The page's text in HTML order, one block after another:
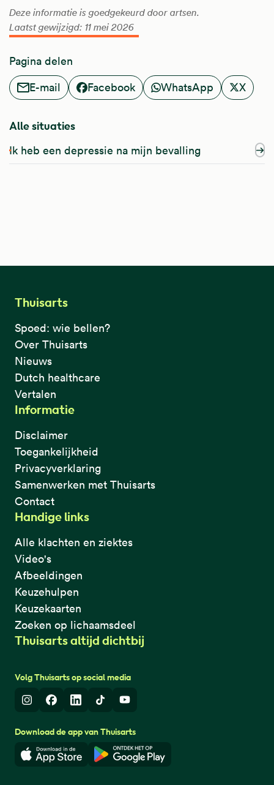
Deze informatie is goedgekeurd door artsen.
Laatst gewijzigd: 11 mei 2026
Pagina delen
E-mail
Facebook WhatsApp X
Alle situaties
Ik heb een depressie na mijn bevalling
Thuisarts
Spoed: wie bellen?
Over Thuisarts
Nieuws
Dutch healthcare
Vertalen
Informatie
Disclaimer
Toegankelijkheid
Privacyverklaring
Samenwerken met Thuisarts
Contact
Handige links
Alle klachten en ziektes
Video's
Afbeeldingen
Keuzehulpen
Keuzekaarten
Zoeken op lichaamsdeel
Thuisarts altijd dichtbij
Volg Thuisarts op social media
InstagramFacebook
LinkedInTikTokYoutube
Download de app van Thuisarts
Download in de App StoreDownload in de Google Play